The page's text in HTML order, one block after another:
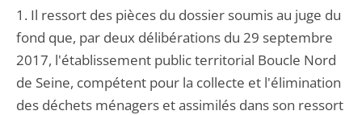
1. Il ressort des pièces du dossier soumis au juge du
fond que, par deux délibérations du 29 septembre
2017, l'établissement public territorial Boucle Nord
de Seine, compétent pour la collecte et l'élimination
des déchets ménagers et assimilés dans son ressort